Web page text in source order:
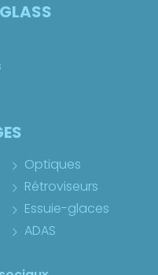
Optiques
Rétroviseurs
Essuie-glaces
ADAS